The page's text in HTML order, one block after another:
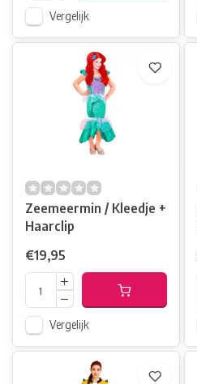
Vergelijk
Zeemeermin / Kleedje +
Haarclip
€19,95
Vergelijk